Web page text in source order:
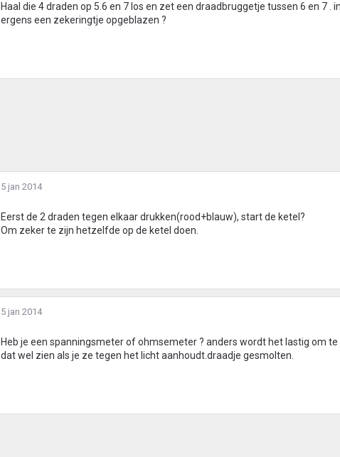
Haal die 4 draden op 5.6 en 7 los en zet een draadbruggetje tussen 6 en 7 .
ergens een zekeringtje opgeblazen ?
5 jan 2014
Eerst de 2 draden tegen elkaar drukken(rood+blauw), start de ketel?
Om zeker te zijn hetzelfde op de ketel doen.
5 jan 2014
Heb je een spanningsmeter of ohmsemeter ? anders wordt het lastig om
dat wel zien als je ze tegen het licht aanhoudt.draadje gesmolten.